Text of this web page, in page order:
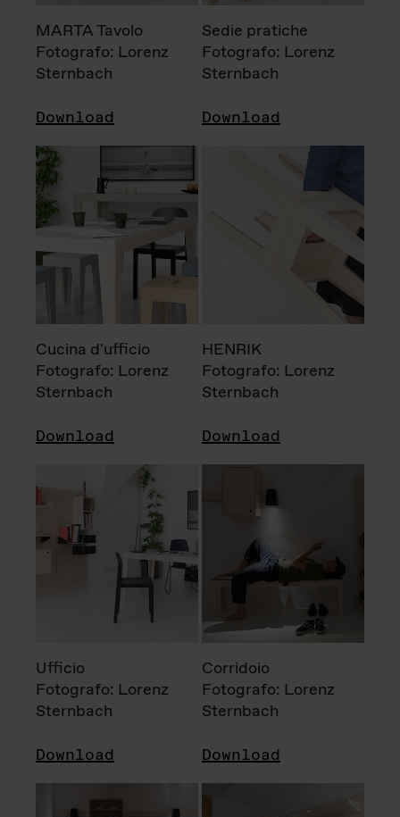
MARTA Tavolo
Fotografo: Lorenz
Sternbach
Download
Sedie pratiche
Fotografo: Lorenz
Sternbach
Download
Cucina d'ufficio
Fotografo: Lorenz
Sternbach
Download
HENRIK
Fotografo: Lorenz
Sternbach
Download
Ufficio
Fotografo: Lorenz
Sternbach
Download
Corridoio
Fotografo: Lorenz
Sternbach
Download